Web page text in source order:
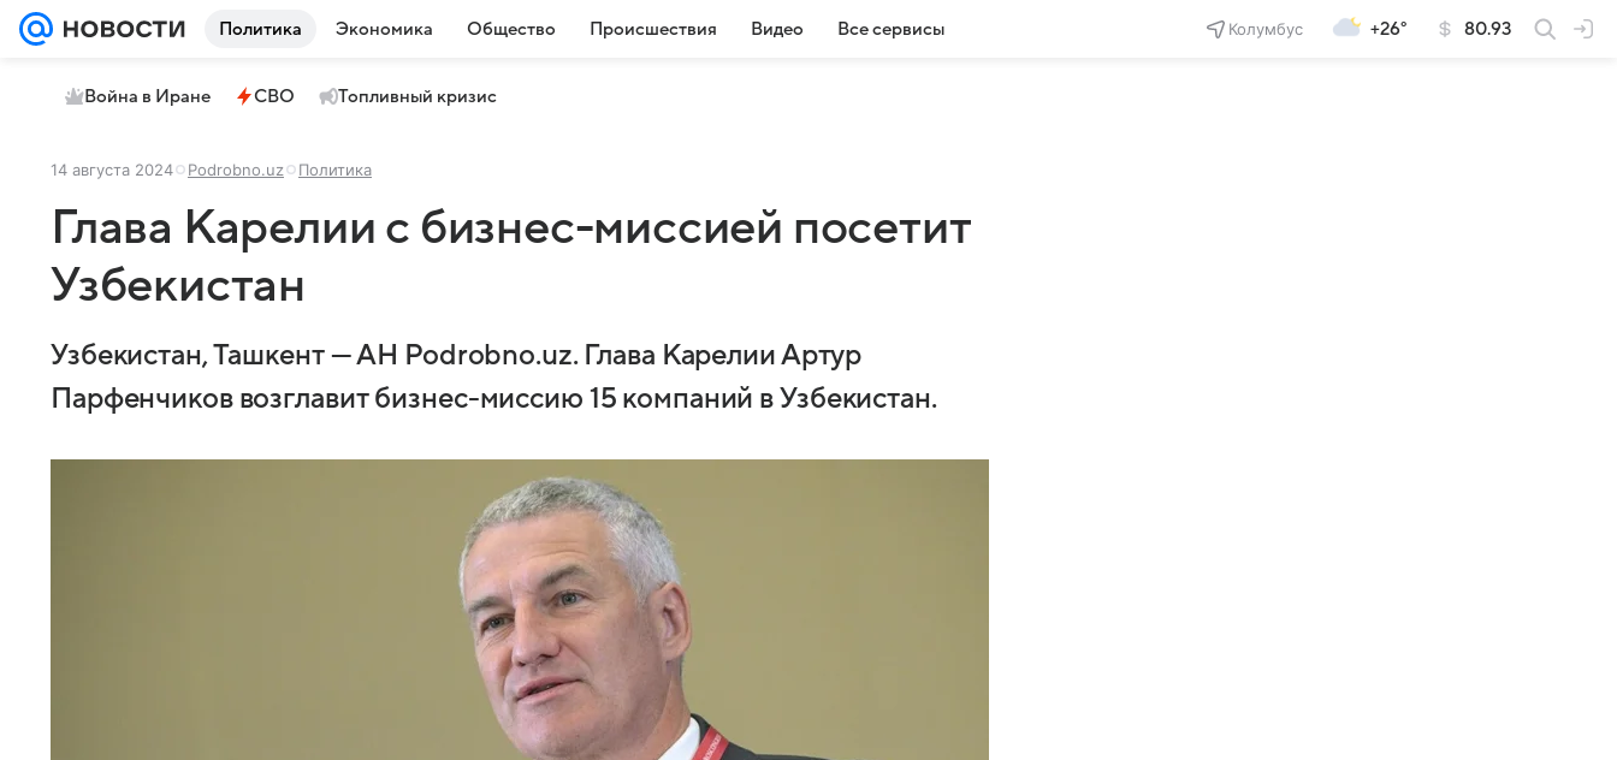
Политика Экономика Общество Происшествия Видео Все сервисы Колумбус +26° 80.93
Война в Иране СВО Топливный кризис
14 августа 2024 Podrobno.uz Политика
Глава Карелии с бизнес-миссией посетит
Узбекистан
Узбекистан, Ташкент — АН Podrobno.uz. Глава Карелии Артур
Парфенчиков возглавит бизнес-миссию 15 компаний в Узбекистан.